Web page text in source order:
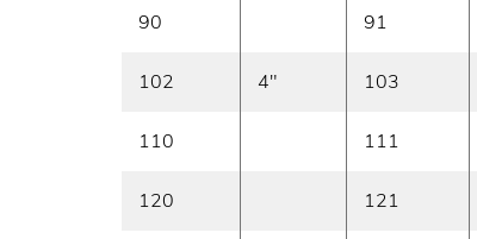
90 91
102 4" 103
110 111
120 121